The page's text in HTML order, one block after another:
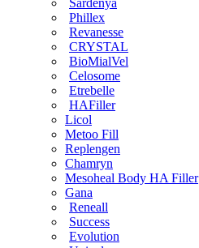
Phillex
Revanesse
CRYSTAL
BioMialVel
Celosome
Etrebelle
HAFiller
Licol
Metoo Fill
Replengen
Chamryn
Mesoheal Body HA Filler
Gana
Reneall
Success
Evolution